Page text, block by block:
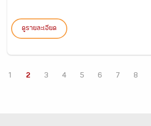
ดูรายละเอียด
1 2 3 4 5 6 7 8